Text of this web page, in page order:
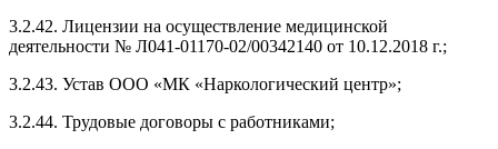
3.2.42. Лицензии на осуществление медицинской
деятельности № Л041-01170-02/00342140 от 10.12.2018 г.;
3.2.43. Устав ООО «МК «Наркологический центр»;
3.2.44. Трудовые договоры с работниками;